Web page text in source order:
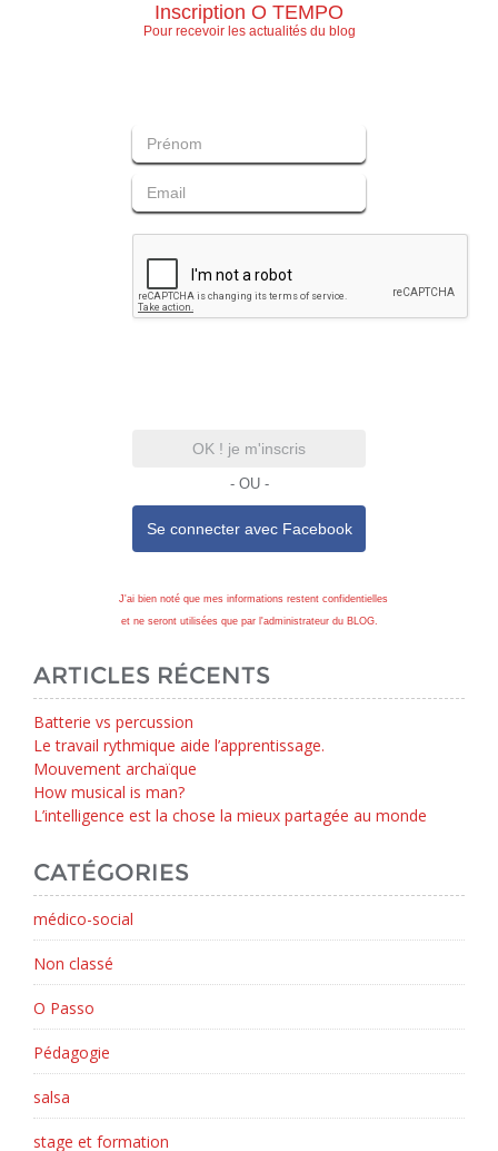
Inscription O TEMPO
Pour recevoir les actualités du blog
OK ! je m'inscris
- OU -
Se connecter avec Facebook
J'ai bien noté que mes informations restent confidentielles
et ne seront utilisées que par l'administrateur du BLOG.
ARTICLES RÉCENTS
Batterie vs percussion
Le travail rythmique aide l’apprentissage.
Mouvement archaïque
How musical is man?
L’intelligence est la chose la mieux partagée au monde
CATÉGORIES
médico-social
Non classé
O Passo
Pédagogie
salsa
stage et formation